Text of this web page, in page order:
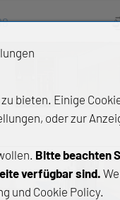
bieten. Einige
oder zur
Bitte beachten
verfügbar sind.
und Cookie Policy.